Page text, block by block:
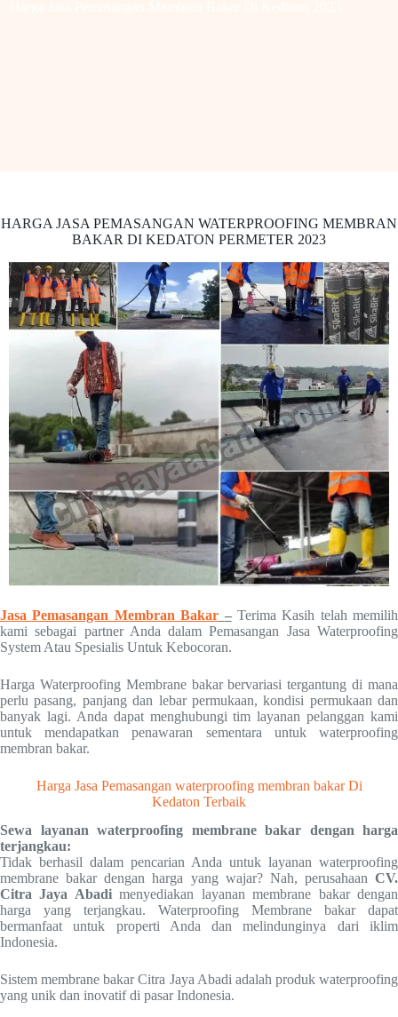
HARGA JASA PEMASANGAN WATERPROOFING MEMBRAN
BAKAR DI KEDATON PERMETER 2023
Jasa Pemasangan Membran Bakar –Terima Kasih telah memilih
kami sebagai partner Anda dalam Pemasangan Jasa Waterproofing
System Atau Spesialis Untuk Kebocoran.
Harga Waterproofing Membrane bakar bervariasi tergantung di mana
perlu pasang, panjang dan lebar permukaan, kondisi permukaan dan
banyak lagi. Anda dapat menghubungi tim layanan pelanggan kami
untuk mendapatkan penawaran sementara untuk waterproofing
membran bakar.
Harga Jasa Pemasangan waterproofing membran bakar Di
Kedaton Terbaik
Sewa layanan waterproofing membrane bakar dengan harga
terjangkau:
Tidak berhasil dalam pencarian Anda untuk layanan waterproofing
membrane bakar dengan harga yang wajar? Nah, perusahaan CV.
Citra Jaya Abadimenyediakan layanan membrane bakar dengan
harga yang terjangkau. Waterproofing Membrane bakar dapat
bermanfaat untuk properti Anda dan melindunginya dari iklim
Indonesia.
Sistem membrane bakar Citra Jaya Abadi adalah produk waterproofing
yang unik dan inovatif di pasar Indonesia.